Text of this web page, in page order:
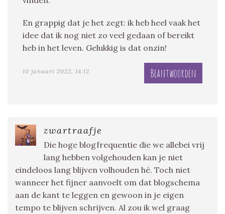
En grappig dat je het zegt: ik heb heel vaak het
idee dat ik nog niet zo veel gedaan of bereikt
heb in het leven. Gelukkig is dat onzin!
10 januari 2022, 14:12 Beantwoorden
zwartraafje
Die hoge blogfrequentie die we allebei vrij
lang hebben volgehouden kan je niet
eindeloos lang blijven volhouden hé. Toch niet
wanneer het fijner aanvoelt om dat blogschema
aan de kant te leggen en gewoon in je eigen
tempo te blijven schrijven. Al zou ik wel graag